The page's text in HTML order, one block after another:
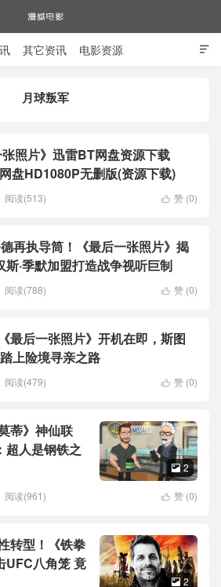

其它资讯 电影资源
月球叛军
张照片》迅雷BT网盘资源下载
盘HD1080P无删版(资源下载)
 赞 (0)
阅读(513)
再执导筒！《最后一张照片》揭
·季默加盟打造战争视听巨制
 赞 (0)
阅读(788)
最后一张照片》开机在即，斯图
上险境寻亲之路
 赞 (0)
阅读(479)
蒂》神仙联
超人是钢铁之
 2
 赞 (0)
阅读(961)
转型！《铁拳
UFC八角笼 竟
 2